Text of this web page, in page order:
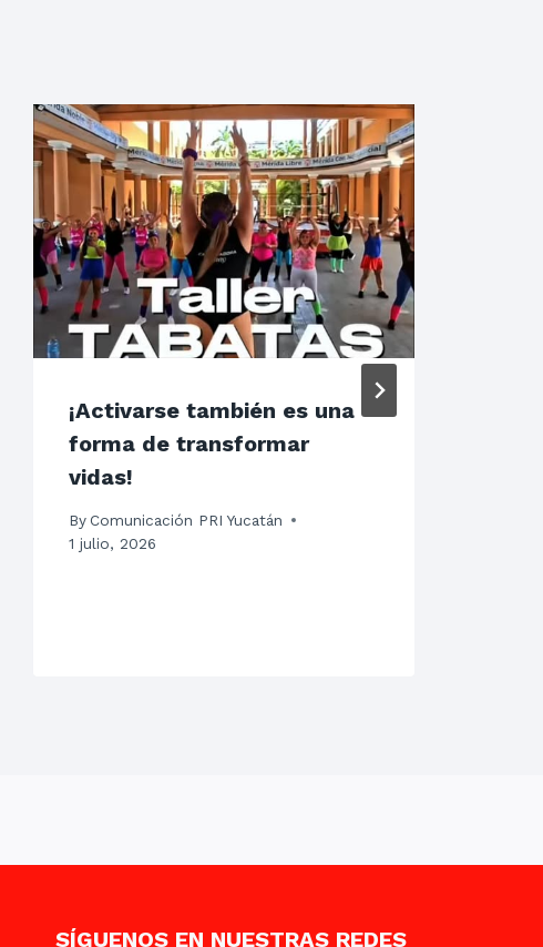
¡Activarse también es una
forma de transformar
vidas!
By Comunicación PRI Yucatán
1 julio, 2026
SÍGUENOS EN NUESTRAS REDES